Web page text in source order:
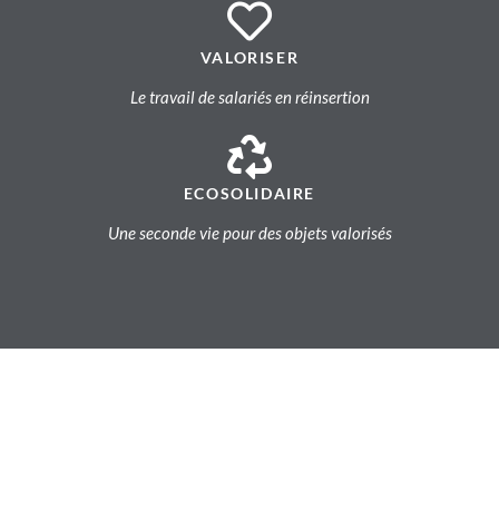
VALORISER
Le travail de salariés en réinsertion
ECOSOLIDAIRE
Une seconde vie pour des objets valorisés